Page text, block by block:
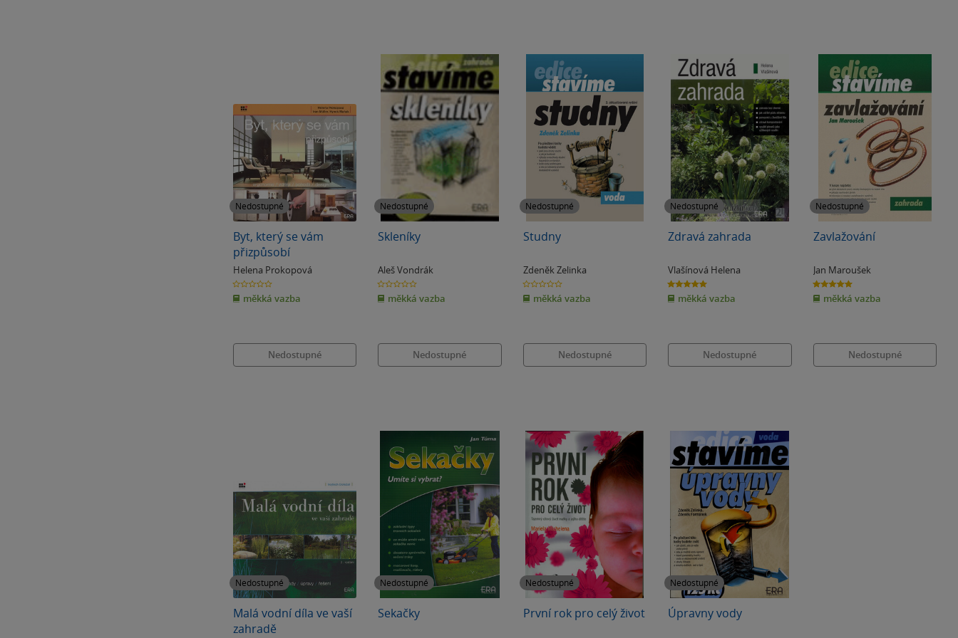
Nedostupné
Byt, který se vám
přizpůsobí
Helena Prokopová
0.0
z
5
hvězdiček
měkká vazba
Nedostupné
Nedostupné
Skleníky
Aleš Vondrák
0.0
z
5
hvězdiček
měkká vazba
Nedostupné
Nedostupné
Studny
Zdeněk Zelinka
0.0
z
5
hvězdiček
měkká vazba
Nedostupné
Nedostupné
Zdravá zahrada
Vlašínová Helena
5.0
z
5
hvězdiček
měkká vazba
Nedostupné
Nedostupné
Zavlažování
Jan Maroušek
5.0
z
5
hvězdiček
měkká vazba
Nedostupné
Nedostupné
Malá vodní díla ve vaší
zahradě
Nedostupné
Sekačky
Nedostupné
První rok pro celý život
Nedostupné
Úpravny vody